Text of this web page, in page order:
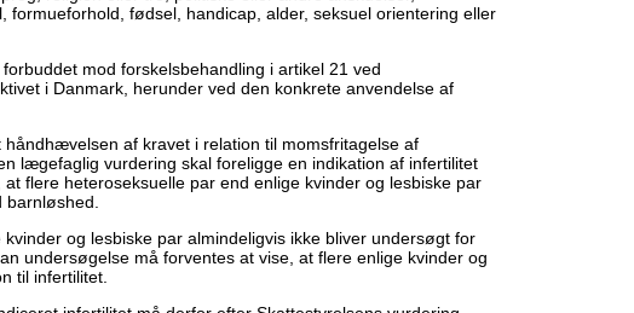
formueforhold, fødsel, handicap, alder, seksuel orientering eller
mod forskelsbehandling i artikel 21 ved
i Danmark, herunder ved den konkrete anvendelse af
af kravet i relation til momsfritagelse af
lægefaglig vurdering skal foreligge en indikation af infertilitet
flere heteroseksuelle par end enlige kvinder og lesbiske par
og lesbiske par almindeligvis ikke bliver undersøgt for
undersøgelse må forventes at vise, at flere enlige kvinder og
til infertilitet.